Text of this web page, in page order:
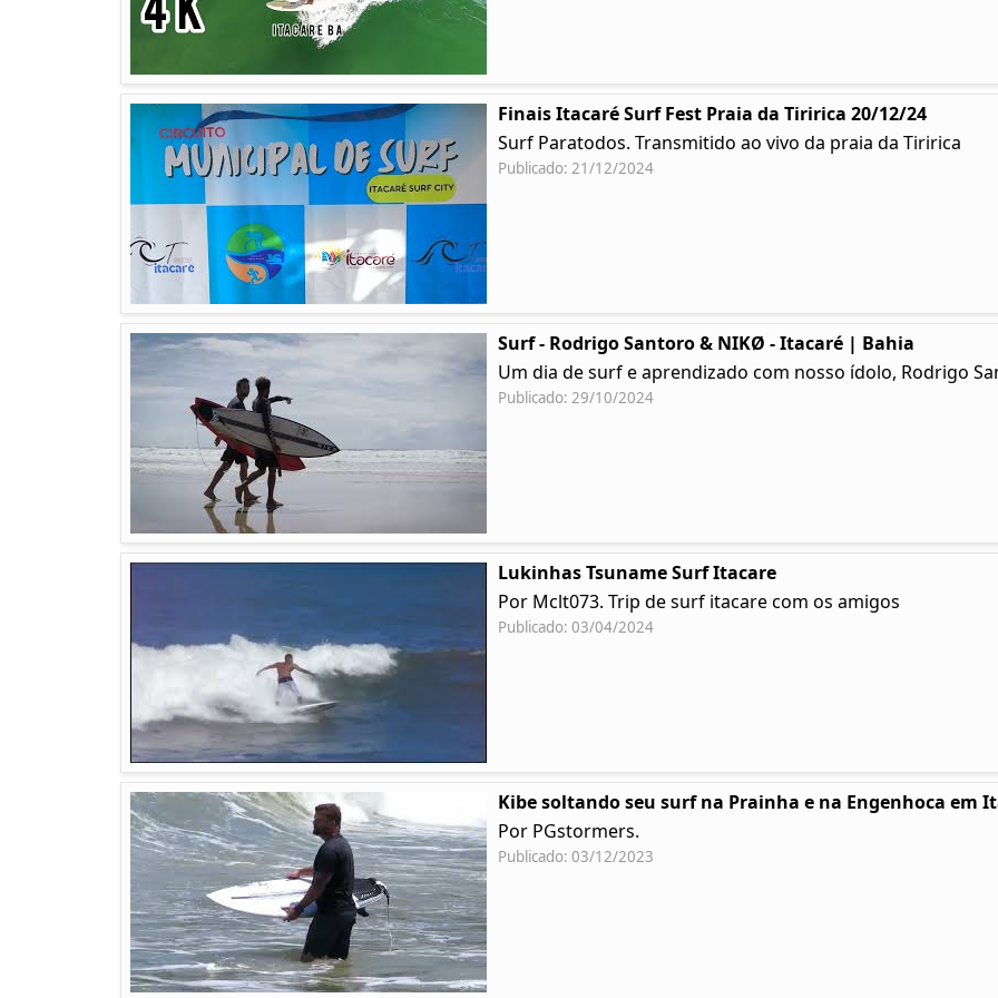
Finais Itacaré Surf Fest Praia da Tiririca 20/12/24
Surf Paratodos. Transmitido ao vivo da praia da Tiririca
Publicado: 21/12/2024
Surf - Rodrigo Santoro & NIKØ - Itacaré | Bahia
Um dia de surf e aprendizado com nosso ídolo, Rodrigo
Publicado: 29/10/2024
Lukinhas Tsuname Surf Itacare
Por Mclt073. Trip de surf itacare com os amigos
Publicado: 03/04/2024
Kibe soltando seu surf na Prainha e na Engenhoca em
Por PGstormers.
Publicado: 03/12/2023